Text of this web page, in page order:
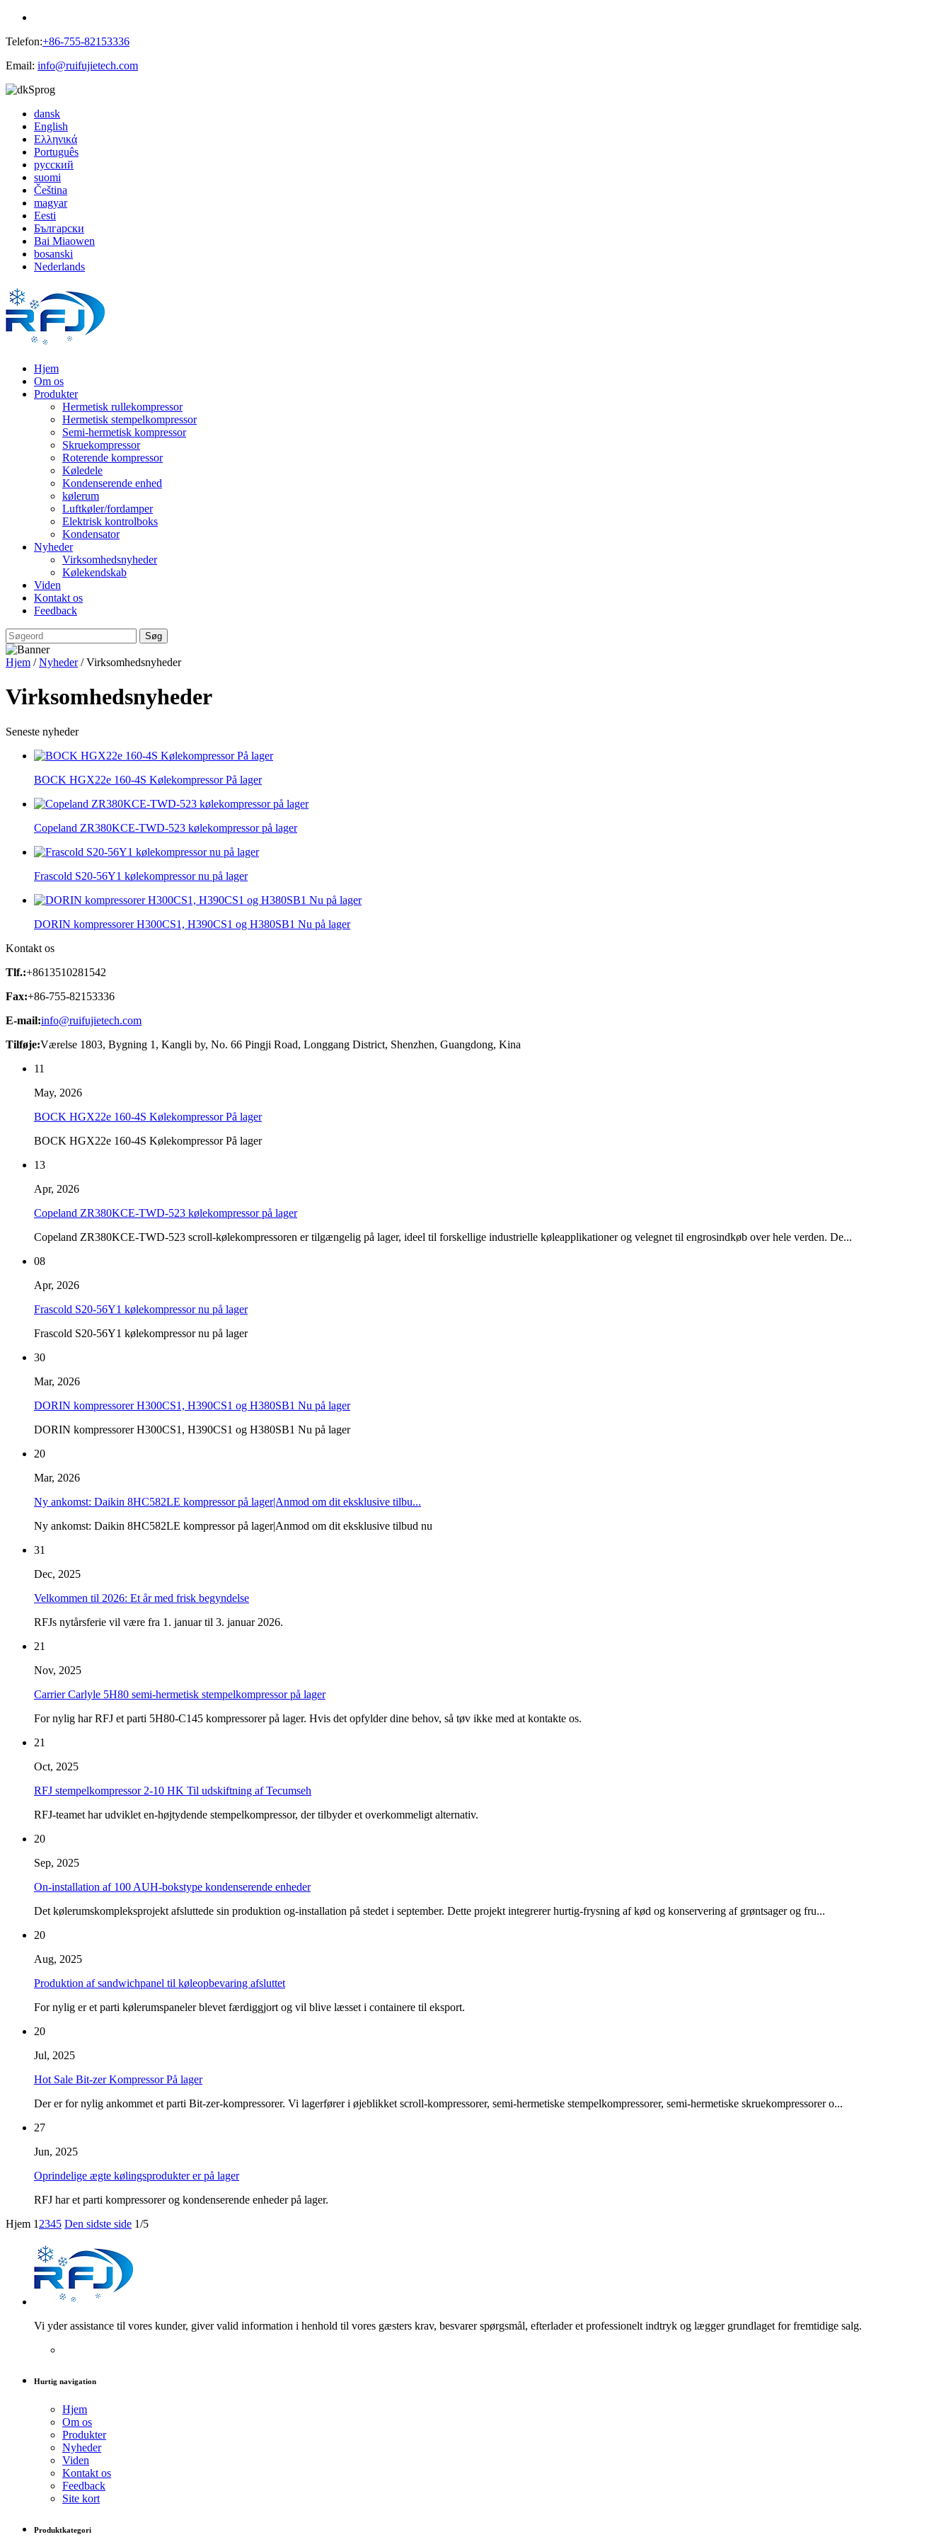
Telefon:+86-755-82153336
Email: info@ruifujietech.com
Sprog
dansk
English
Ελληνικά
Português
русский
suomi
Čeština
magyar
Eesti
Български
Bai Miaowen
bosanski
Nederlands
Hjem
Om os
Produkter
Hermetisk rullekompressor
Hermetisk stempelkompressor
Semi-hermetisk kompressor
Skruekompressor
Roterende kompressor
Køledele
Kondenserende enhed
kølerum
Luftkøler/fordamper
Elektrisk kontrolboks
Kondensator
Nyheder
Virksomhedsnyheder
Kølekendskab
Viden
Kontakt os
Feedback
Hjem /Nyheder/ Virksomhedsnyheder
Virksomhedsnyheder
Seneste nyheder
BOCK HGX22e 160-4S Kølekompressor På lager
Copeland ZR380KCE-TWD-523 kølekompressor på lager
Frascold S20-56Y1 kølekompressor nu på lager
DORIN kompressorer H300CS1, H390CS1 og H380SB1 Nu på lager
Kontakt os
Tlf.:+8613510281542
Fax:+86-755-82153336
E-mail:info@ruifujietech.com
Tilføje:Værelse 1803, Bygning 1, Kangli by, No. 66 Pingji Road, Longgang District, Shenzhen, Guangdong, Kina
11
May, 2026
BOCK HGX22e 160-4S Kølekompressor På lager
BOCK HGX22e 160-4S Kølekompressor På lager
13
Apr, 2026
Copeland ZR380KCE-TWD-523 kølekompressor på lager
Copeland ZR380KCE-TWD-523 scroll-kølekompressoren er tilgængelig på lager, ideel til forskellige industrielle køleapplikationer og velegnet til engrosindkøb over hele verden. De...
08
Apr, 2026
Frascold S20-56Y1 kølekompressor nu på lager
Frascold S20-56Y1 kølekompressor nu på lager
30
Mar, 2026
DORIN kompressorer H300CS1, H390CS1 og H380SB1 Nu på lager
DORIN kompressorer H300CS1, H390CS1 og H380SB1 Nu på lager
20
Mar, 2026
Ny ankomst: Daikin 8HC582LE kompressor på lager|Anmod om dit eksklusive tilbu...
Ny ankomst: Daikin 8HC582LE kompressor på lager|Anmod om dit eksklusive tilbud nu
31
Dec, 2025
Velkommen til 2026: Et år med frisk begyndelse
RFJs nytårsferie vil være fra 1. januar til 3. januar 2026.
21
Nov, 2025
Carrier Carlyle 5H80 semi-hermetisk stempelkompressor på lager
For nylig har RFJ et parti 5H80-C145 kompressorer på lager. Hvis det opfylder dine behov, så tøv ikke med at kontakte os.
21
Oct, 2025
RFJ stempelkompressor 2-10 HK Til udskiftning af Tecumseh
RFJ-teamet har udviklet en-højtydende stempelkompressor, der tilbyder et overkommeligt alternativ.
20
Sep, 2025
On-installation af 100 AUH-bokstype kondenserende enheder
Det kølerumskompleksprojekt afsluttede sin produktion og-installation på stedet i september. Dette projekt integrerer hurtig-frysning af kød og konservering af grøntsager og fru...
20
Aug, 2025
Produktion af sandwichpanel til køleopbevaring afsluttet
For nylig er et parti kølerumspaneler blevet færdiggjort og vil blive læsset i containere til eksport.
20
Jul, 2025
Hot Sale Bit-zer Kompressor På lager
Der er for nylig ankommet et parti Bit-zer-kompressorer. Vi lagerfører i øjeblikket scroll-kompressorer, semi-hermetiske stempelkompressorer, semi-hermetiske skruekompressorer o...
27
Jun, 2025
Oprindelige ægte kølingsprodukter er på lager
RFJ har et parti kompressorer og kondenserende enheder på lager.
Hjem 1 2345 Den sidste side 1/5
Vi yder assistance til vores kunder, giver valid information i henhold til vores gæsters krav, besvarer spørgsmål, efterlader et professionelt indtryk og lægger grundlaget for fremtidige salg.
Hurtig navigation
Hjem
Om os
Produkter
Nyheder
Viden
Kontakt os
Feedback
Site kort
Produktkategori